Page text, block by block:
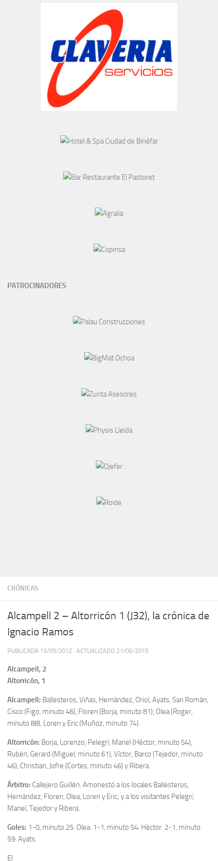
CRÓNICAS
Alcampell 2 – Altorricón 1 (J32), la crónica de
Ignacio Ramos
PUBLICADA 13/05/2012 · ACTUALIZADO 21/06/2015
Alcampell, 2
Altorricón, 1
Alcampell: Ballesteros, Viñas, Hernández, Oriol, Ayats, San Román,
Cisco (Figo, minuto 46), Floren (Borja, minuto 81), Olea (Roger,
minuto 88), Loren y Eric (Muñoz, minuto 74).
Altorricón: Borja, Lorenzo, Pelegrí, Manel (Héctor, minuto 54),
Rubén, Gerard (Miguel, minuto 61), Víctor, Barco (Tejedor, minuto
46), Christian, Jofre (Cortes, minuto 46) y Ribera.
Árbitro: Callejero Guillén. Amonestó a los locales Ballesteros,
Hernández, Floren, Olea, Loren y Eric; y a los visitantes Pelegrí,
Manel, Tejedor y Ribera.
Goles: 1-0, minuto 25: Olea. 1-1, minuto 54: Héctor. 2-1, minuto
59: Ayats.
El
PATROCINADORES